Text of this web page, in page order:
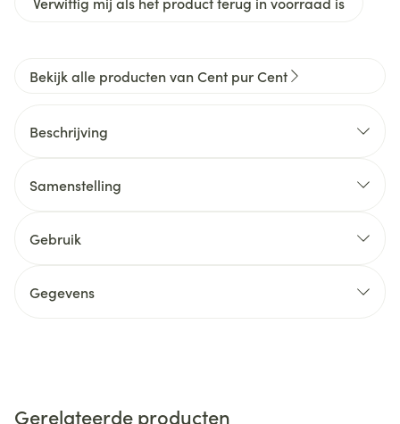
Bekijk alle producten van Cent pur Cent
Beschrijving
Samenstelling
Gebruik
Gegevens
Gerelateerde producten